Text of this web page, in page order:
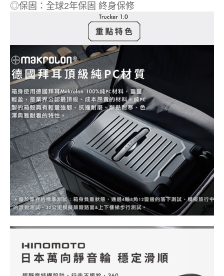
◎保固：全球2年保固 終身保修